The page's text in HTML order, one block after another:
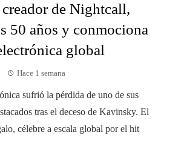
de Nightcall,
50 años y conmociona
global
Hace 1 semana
sufrió la pérdida de uno de sus
tras el deceso de Kavinsky. El
célebre a escala global por el hit